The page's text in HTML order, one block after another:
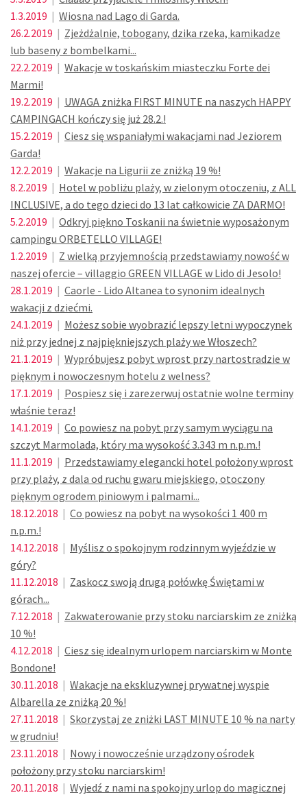
1.3.2019 | Wiosna nad Lago di Garda.
26.2.2019 | Zjeżdżalnie, tobogany, dzika rzeka, kamikadze
lub baseny z bombelkami...
22.2.2019 | Wakacje w toskańskim miasteczku Forte dei
Marmi!
19.2.2019 | UWAGA zniżka FIRST MINUTE na naszych HAPPY
CAMPINGACH kończy się już 28.2.!
15.2.2019 | Ciesz się wspaniałymi wakacjami nad Jeziorem
Garda!
12.2.2019 | Wakacje na Ligurii ze zniżką 19 %!
8.2.2019 | Hotel w pobliżu plaży, w zielonym otoczeniu, z ALL
INCLUSIVE, a do tego dzieci do 13 lat całkowicie ZA DARMO!
5.2.2019 | Odkryj piękno Toskanii na świetnie wyposażonym
campingu ORBETELLO VILLAGE!
1.2.2019 | Z wielką przyjemnością przedstawiamy nowość w
naszej ofercie – villaggio GREEN VILLAGE w Lido di Jesolo!
28.1.2019 | Caorle - Lido Altanea to synonim idealnych
wakacji z dziećmi.
24.1.2019 | Możesz sobie wyobrazić lepszy letni wypoczynek
niż przy jednej z najpiękniejszych plaży we Włoszech?
21.1.2019 | Wypróbujesz pobyt wprost przy nartostradzie w
pięknym i nowoczesnym hotelu z welness?
17.1.2019 | Pospiesz się i zarezerwuj ostatnie wolne terminy
właśnie teraz!
14.1.2019 | Co powiesz na pobyt przy samym wyciągu na
szczyt Marmolada, który ma wysokość 3.343 m n.p.m.!
11.1.2019 | Przedstawiamy elegancki hotel położony wprost
przy plaży, z dala od ruchu gwaru miejskiego, otoczony
pięknym ogrodem piniowym i palmami...
18.12.2018 | Co powiesz na pobyt na wysokości 1 400 m
n.p.m.!
14.12.2018 | Myślisz o spokojnym rodzinnym wyjeździe w
góry?
11.12.2018 | Zaskocz swoją drugą połówkę Świętami w
górach...
7.12.2018 | Zakwaterowanie przy stoku narciarskim ze zniżką
10 %!
4.12.2018 | Ciesz się idealnym urlopem narciarskim w Monte
Bondone!
30.11.2018 | Wakacje na ekskluzywnej prywatnej wyspie
Albarella ze zniżką 20 %!
27.11.2018 | Skorzystaj ze zniżki LAST MINUTE 10 % na narty
w grudniu!
23.11.2018 | Nowy i nowocześnie urządzony ośrodek
położony przy stoku narciarskim!
20.11.2018 | Wyjedź z nami na spokojny urlop do magicznej